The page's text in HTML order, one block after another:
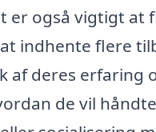
er også vigtigt at
indhente flere
af deres erfaring
de vil